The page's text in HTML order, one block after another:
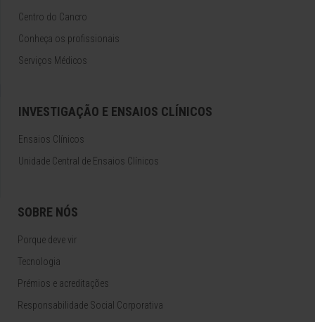
Centro do Cancro
Conheça os profissionais
Serviços Médicos
INVESTIGAÇÃO E ENSAIOS CLÍNICOS
Ensaios Clínicos
Unidade Central de Ensaios Clínicos
SOBRE NÓS
Porque deve vir
Tecnologia
Prémios e acreditações
Responsabilidade Social Corporativa